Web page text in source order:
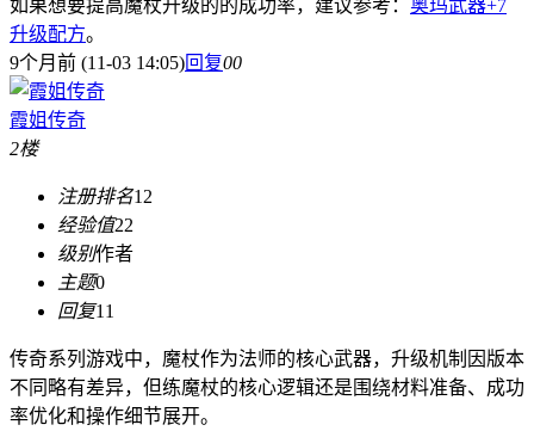
如果想要提高魔杖升级的的成功率，建议参考： 奥玛武器+7
升级配方。
9个月前 (11-03 14:05)回复00
霞姐传奇
2楼
注册排名12
经验值22
级别作者
主题0
回复11
传奇系列游戏中，魔杖作为法师的核心武器，升级机制因版本
不同略有差异，但练魔杖的核心逻辑还是围绕材料准备、成功
率优化和操作细节展开。